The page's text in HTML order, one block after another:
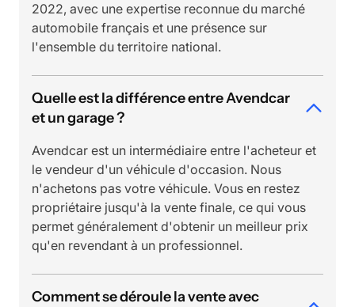
2022, avec une expertise reconnue du marché
automobile français et une présence sur
l'ensemble du territoire national.
Quelle est la différence entre Avendcar
et un garage ?
Avendcar est un intermédiaire entre l'acheteur et
le vendeur d'un véhicule d'occasion. Nous
n'achetons pas votre véhicule. Vous en restez
propriétaire jusqu'à la vente finale, ce qui vous
permet généralement d'obtenir un meilleur prix
qu'en revendant à un professionnel.
Comment se déroule la vente avec